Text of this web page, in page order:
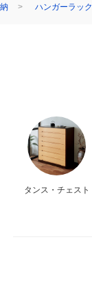
ハンガーラッ
タンス・チェスト